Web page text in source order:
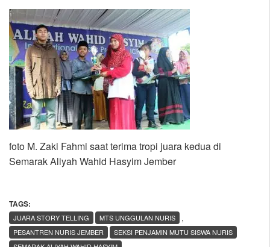
foto M. Zaki Fahmi saat terima tropi juara kedua di
Semarak Aliyah Wahid Hasyim Jember
TAGS:
,
JUARA STORY TELLING
MTS UNGGULAN NURIS
PESANTREN NURIS JEMBER
SEKSI PENJAMIN MUTU SISWA NURIS